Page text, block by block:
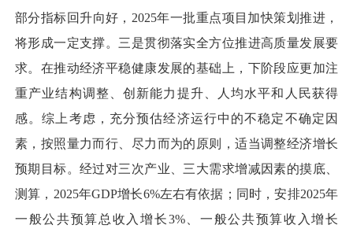
部分指标回升向好，2025年一批重点项目加快策划推进，
将形成一定支撑。三是贯彻落实全方位推进高质量发展要
求。在推动经济平稳健康发展的基础上，下阶段应更加注
重产业结构调整、创新能力提升、人均水平和人民获得
感。综上考虑，充分预估经济运行中的不稳定不确定因
素，按照量力而行、尽力而为的原则，适当调整经济增长
预期目标。经过对三次产业、三大需求增减因素的摸底、
测算，2025年GDP增长6%左右有依据；同时，安排2025年
一般公共预算总收入增长3%、一般公共预算收入增长